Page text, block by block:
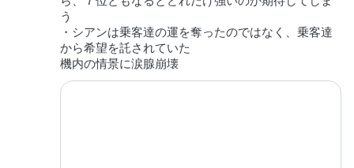
う
・シアンは乗客達の運を奪ったのではなく、乗客達
から希望を託されていた
機内の情景に涙腺崩壊